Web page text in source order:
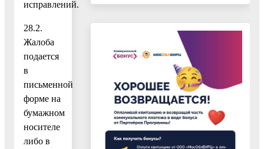
исправлений.
28.2.
Жалоба
подается
в
письменной
форме на
бумажном
носителе
либо в